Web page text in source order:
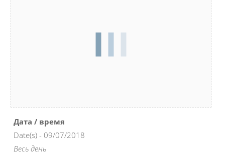
Дата / время
Date(s) - 09/07/2018
Весь день